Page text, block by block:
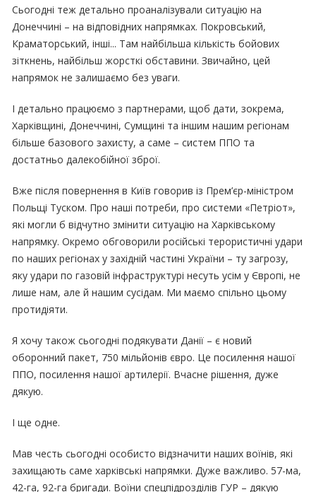
Сьогодні теж детально проаналізували ситуацію на
Донеччині – на відповідних напрямках. Покровський,
Краматорський, інші... Там найбільша кількість бойових
зіткнень, найбільш жорсткі обставини. Звичайно, цей
напрямок не залишаємо без уваги.
І детально працюємо з партнерами, щоб дати, зокрема,
Харківщині, Донеччині, Сумщині та іншим нашим регіонам
більше базового захисту, а саме – систем ППО та
достатньо далекобійної зброї.
Вже після повернення в Київ говорив із Прем’єр-міністром
Польщі Туском. Про наші потреби, про системи «Петріот»,
які могли б відчутно змінити ситуацію на Харківському
напрямку. Окремо обговорили російські терористичні удари
по наших регіонах у західній частині України – ту загрозу,
яку удари по газовій інфраструктурі несуть усім у Європі, не
лише нам, але й нашим сусідам. Ми маємо спільно цьому
протидіяти.
Я хочу також сьогодні подякувати Данії – є новий
оборонний пакет, 750 мільйонів євро. Це посилення нашої
ППО, посилення нашої артилерії. Вчасне рішення, дуже
дякую.
І ще одне.
Мав честь сьогодні особисто відзначити наших воїнів, які
захищають саме харківські напрямки. Дуже важливо. 57-ма,
42-га, 92-га бригади. Воїни спецпідрозділів ГУР – дякую